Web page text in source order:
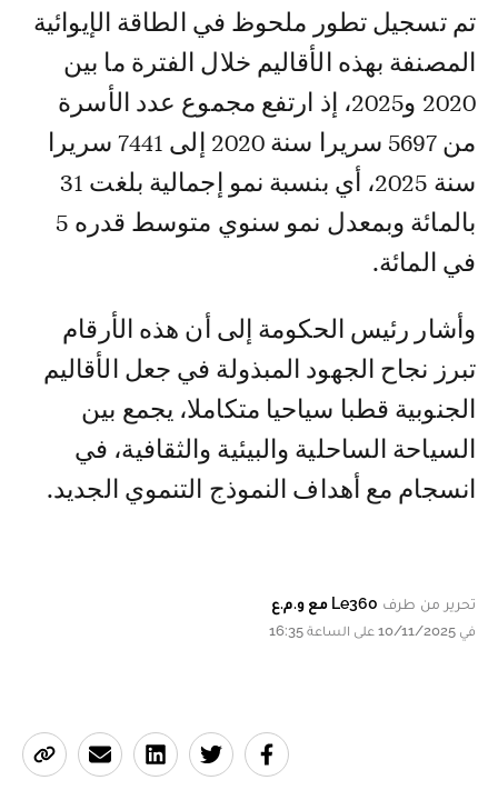
تم تسجيل تطور ملحوظ في الطاقة الإيوائية
المصنفة بهذه الأقاليم خلال الفترة ما بين
2020 و2025، إذ ارتفع مجموع عدد الأسرة
من 5697 سريرا سنة 2020 إلى 7441 سريرا
سنة 2025، أي بنسبة نمو إجمالية بلغت 31
بالمائة وبمعدل نمو سنوي متوسط قدره 5
في المائة.
وأشار رئيس الحكومة إلى أن هذه الأرقام
تبرز نجاح الجهود المبذولة في جعل الأقاليم
الجنوبية قطبا سياحيا متكاملا، يجمع بين
السياحة الساحلية والبيئية والثقافية، في
انسجام مع أهداف النموذج التنموي الجديد.
تحرير من طرف Le360 مع و.م.ع
في 10/11/2025 على الساعة 16:35